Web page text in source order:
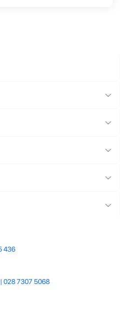
436
| 028 7307 5068